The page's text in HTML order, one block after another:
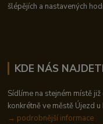
šlépějích a nastavených
KDE NÁS
Sídlíme na stejném místě
konkrétně ve městě Újezd u
→ podrobnější informace